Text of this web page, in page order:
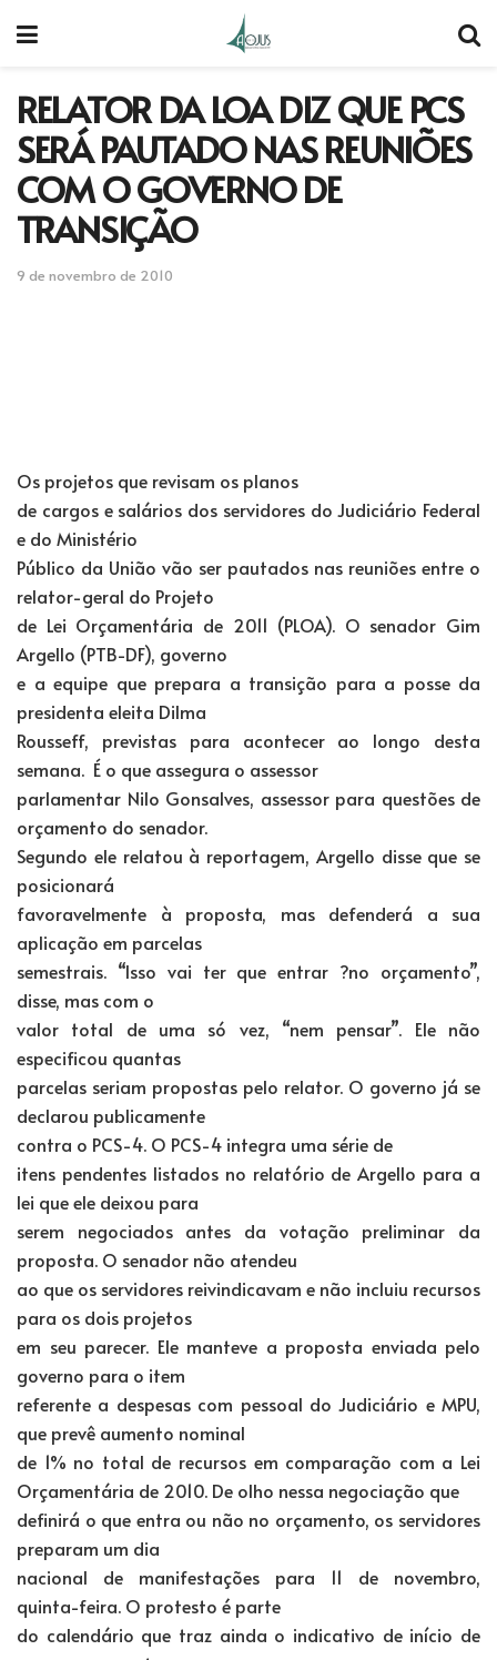
RELATOR DA LOA DIZ QUE PCS
SERÁ PAUTADO NAS REUNIÕES
COM O GOVERNO DE
TRANSIÇÃO
9 de novembro de 2010
Os projetos que revisam os planos
de cargos e salários dos servidores do Judiciário Federal
e do Ministério
Público da União vão ser pautados nas reuniões entre o
relator-geral do Projeto
de Lei Orçamentária de 2011 (PLOA). O senador Gim
Argello (PTB-DF), governo
e a equipe que prepara a transição para a posse da
presidenta eleita Dilma
Rousseff, previstas para acontecer ao longo desta
semana. É o que assegura o assessor
parlamentar Nilo Gonsalves, assessor para questões de
orçamento do senador.
Segundo ele relatou à reportagem, Argello disse que se
posicionará
favoravelmente à proposta, mas defenderá a sua
aplicação em parcelas
semestrais. “Isso vai ter que entrar ?no orçamento”,
disse, mas com o
valor total de uma só vez, “nem pensar”. Ele não
especificou quantas
parcelas seriam propostas pelo relator. O governo já se
declarou publicamente
contra o PCS-4. O PCS-4 integra uma série de
itens pendentes listados no relatório de Argello para a
lei que ele deixou para
serem negociados antes da votação preliminar da
proposta. O senador não atendeu
ao que os servidores reivindicavam e não incluiu recursos
para os dois projetos
em seu parecer. Ele manteve a proposta enviada pelo
governo para o item
referente a despesas com pessoal do Judiciário e MPU,
que prevê aumento nominal
de 1% no total de recursos em comparação com a Lei
Orçamentária de 2010. De olho nessa negociação que
definirá o que entra ou não no orçamento, os servidores
preparam um dia
nacional de manifestações para 11 de novembro,
quinta-feira. O protesto é parte
do calendário que traz ainda o indicativo de início de